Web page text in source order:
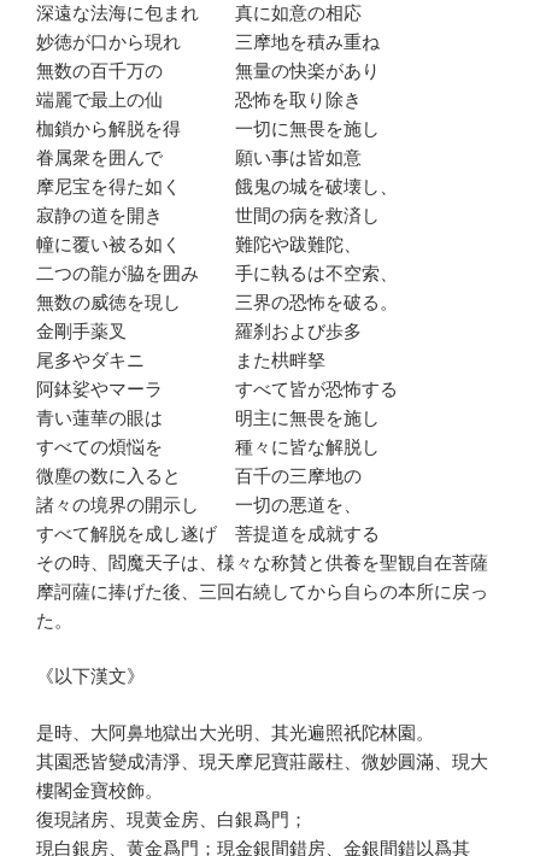
深遠な法海に包まれ 真に如意の相応
妙徳が口から現れ 三摩地を積み重ね
無数の百千万の 無量の快楽があり
端麗で最上の仙 恐怖を取り除き
枷鎖から解脱を得 一切に無畏を施し
眷属衆を囲んで 願い事は皆如意
摩尼宝を得た如く 餓鬼の城を破壊し、
寂静の道を開き 世間の病を救済し
幢に覆い被る如く 難陀や跋難陀、
二つの龍が脇を囲み 手に執るは不空索、
無数の威徳を現し 三界の恐怖を破る。
金剛手薬叉 羅刹および歩多
尾多やダキニ また栱畔拏
阿鉢娑やマーラ すべて皆が恐怖する
青い蓮華の眼は 明主に無畏を施し
すべての煩悩を 種々に皆な解脱し
微塵の数に入ると 百千の三摩地の
諸々の境界の開示し 一切の悪道を、
すべて解脱を成し遂げ 菩提道を成就する
その時、閻魔天子は、様々な称賛と供養を聖観自在菩薩
摩訶薩に捧げた後、三回右繞してから自らの本所に戻っ
た。
《以下漢文》
是時、大阿鼻地獄出大光明、其光遍照祇陀林園。
其園悉皆變成清淨、現天摩尼寶莊嚴柱、微妙圓滿、現大
樓閣金寶校飾。
復現諸房、現黄金房、白銀爲門；
現白銀房、黄金爲門；現金銀間錯房、金銀間錯以爲其